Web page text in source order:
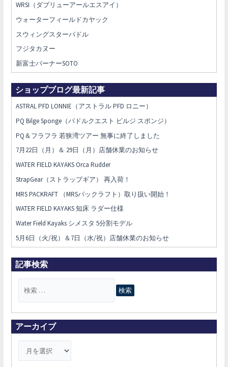
WRSI（ダブリューアールエスアイ）
ウォーターフィールドカヤック
スウィングスターパドル
フジタカヌー
新富士バーナーSOTO
ショップブログ最新記事
ASTRAL PFD LONNIE（アストラル PFD ロニー）
PQ Bilge Sponge（パドルクエスト ビルジ スポンジ）
PQ＆フラフラ 若狭湾ツアー 無事に終了しました
7月22日（月）＆ 29日（月）店舗休業のお知らせ
WATER FIELD KAYAKS Orca Rudder
StrapGear（ストラップギア） 再入荷！
MRS PACKRAFT （MRSパックラフト）取り扱い開始！
WATER FIELD KAYAKS 知床 ラダー仕様
Water Field Kayaks シメスタ 5分割モデル
5月6日（火/祝）＆7日（水/祝）店舗休業のお知らせ
記事検索
対
象
アーカイブ